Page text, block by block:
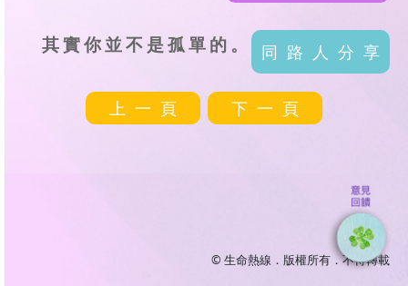
其實你並不是孤單的。 同路人分享
上一頁 下一頁
© 生命熱線．版權所有．不得轉載